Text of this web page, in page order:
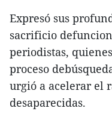
Expresó sus
sacrificio
periodistas,
proceso
urgió a acelerar el
desaparecidas.